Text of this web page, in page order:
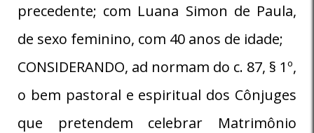
precedente; com Luana Simon de Paula,
de sexo feminino, com 40 anos de idade;
CONSIDERANDO, ad normam do c. 87, § 1º,
o bem pastoral e espiritual dos Cônjuges
que pretendem celebrar Matrimônio